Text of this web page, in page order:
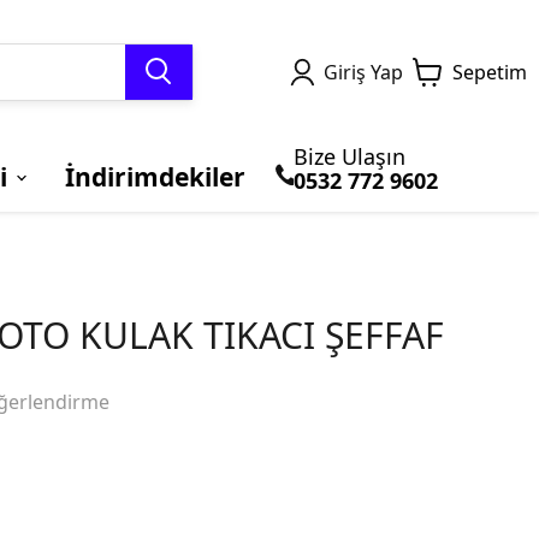
Giriş Yap Sepetim
İndirimdekiler
Bize Ulaşın
0532 772 9602
KULAK TIKACI ŞEFFAF